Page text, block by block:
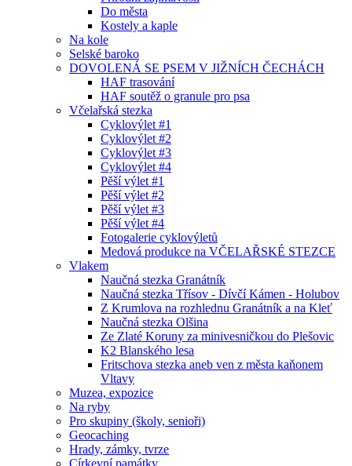
Do města
Kostely a kaple
Na kole
Selské baroko
DOVOLENÁ SE PSEM V JIŽNÍCH ČECHÁCH
HAF trasování
HAF soutěž o granule pro psa
Včelařská stezka
Cyklovýlet #1
Cyklovýlet #2
Cyklovýlet #3
Cyklovýlet #4
Pěší výlet #1
Pěší výlet #2
Pěší výlet #3
Pěší výlet #4
Fotogalerie cyklovýletů
Medová produkce na VČELAŘSKÉ STEZCE
Vlakem
Naučná stezka Granátník
Naučná stezka Třísov - Dívčí Kámen - Holubov
Z Krumlova na rozhlednu Granátník a na Kleť
Naučná stezka Olšina
Ze Zlaté Koruny za minivesničkou do Plešovic
K2 Blanského lesa
Fritschova stezka aneb ven z města kaňonem
Vltavy
Muzea, expozice
Na ryby
Pro skupiny (školy, senioři)
Geocaching
Hrady, zámky, tvrze
Církevní památky